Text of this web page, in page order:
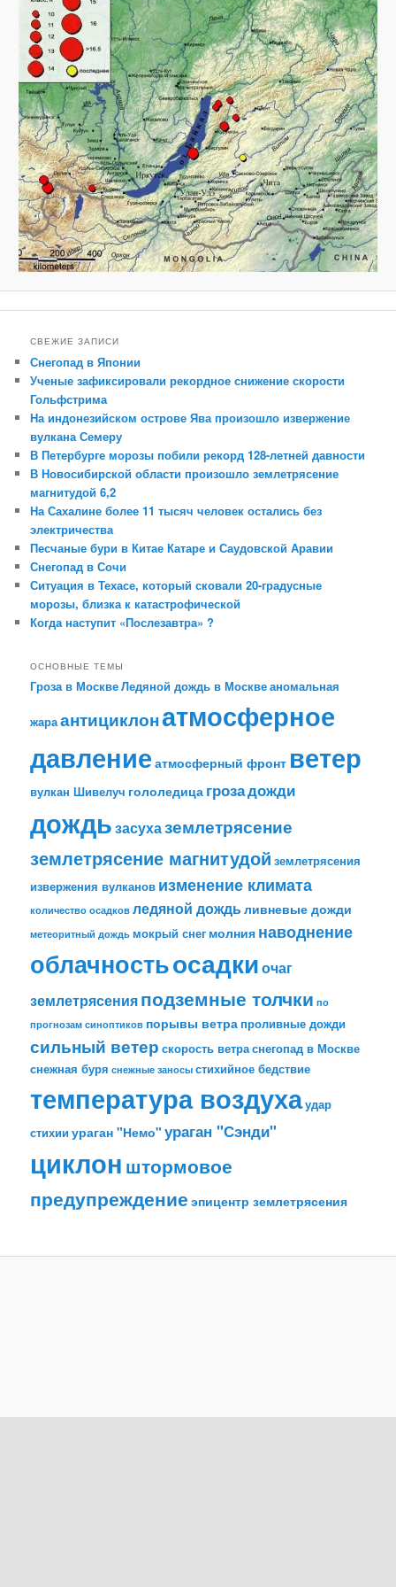
СВЕЖИЕ ЗАПИСИ
Снегопад в Японии
Ученые зафиксировали рекордное снижение скорости
Гольфстрима
На индонезийском острове Ява произошло извержение
вулкана Семеру
В Петербурге морозы побили рекорд 128-летней давности
В Новосибирской области произошло землетрясение
магнитудой 6,2
На Сахалине более 11 тысяч человек остались без
электричества
Песчаные бури в Китае Катаре и Саудовской Аравии
Снегопад в Сочи
Ситуация в Техасе, который сковали 20-градусные
морозы, близка к катастрофической
Когда наступит «Послезавтра» ?
ОСНОВНЫЕ ТЕМЫ
Гроза в МосквеЛедяной дождь в Москвеаномальная
жараантициклонатмосферное
давление атмосферный фронт ветер
вулкан Шивелуч гололедица грозадожди
дождьзасухаземлетрясение
землетрясение магнитудой землетрясения
извержения вулканов изменение климата
количество осадков ледяной дождьливневые дожди
метеоритный дождь мокрый снег молния наводнение
облачностьосадкиочаг
землетрясенияподземные толчки по
прогнозам синоптиков порывы ветра проливные дожди
сильный ветер скорость ветраснегопад в Москве
снежная буря снежные заносы стихийное бедствие
температура воздухаудар
стихии ураган "Немо" ураган "Сэнди"
циклон штормовое
предупреждение эпицентр землетрясения